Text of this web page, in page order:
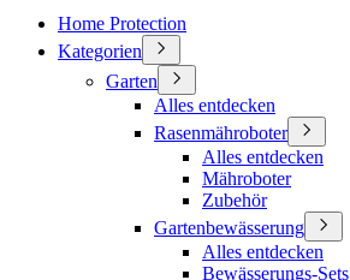
Home Protection
Kategorien
Garten
Alles entdecken
Rasenmähroboter
Alles entdecken
Mähroboter
Zubehör
Gartenbewässerung
Alles entdecken
Bewässerungs-Sets